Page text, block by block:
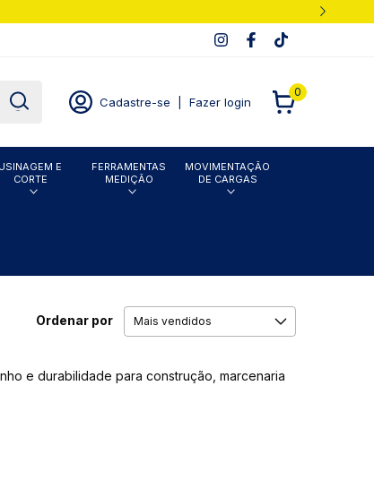
Cadastre-se Fazer login
0
USINAGEM E
CORTE
FERRAMENTAS
MEDIÇÃO
MOVIMENTAÇÃO
DE CARGAS
Ordenar por
e durabilidade para construção, marcenaria